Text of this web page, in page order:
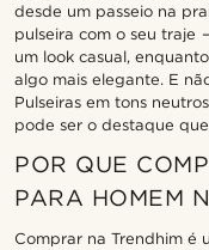
desde um passeio na
pulseira com o seu traje
um look casual,
algo mais elegante. E
Pulseiras em tons
pode ser o destaque
POR QUE
PARA HOMEM
Comprar na Trendhim é